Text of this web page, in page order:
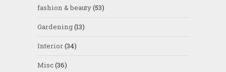
fashion & beauty(53)
Gardening(13)
Interior(34)
Misc(36)